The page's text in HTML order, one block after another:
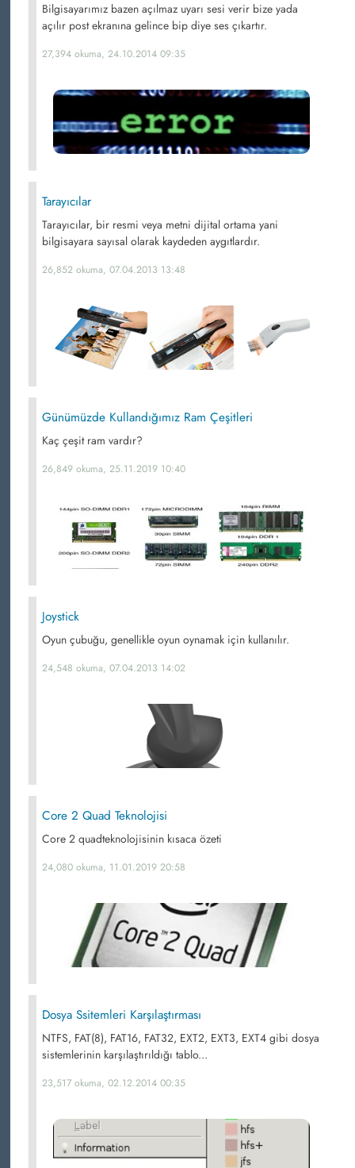
Bilgisayarımız bazen açılmaz uyarı sesi verir bize yada
açılır post ekranına gelince bip diye ses çıkartır.
27,394 okuma, 24.10.2014 09:35
Tarayıcılar
Tarayıcılar, bir resmi veya metni dijital ortama yani
bilgisayara sayısal olarak kaydeden aygıtlardır.
26,852 okuma, 07.04.2013 13:48
Günümüzde Kullandığımız Ram Çeşitleri
Kaç çeşit ram vardır?
26,849 okuma, 25.11.2019 10:40
Joystick
Oyun çubuğu, genellikle oyun oynamak için kullanılır.
24,548 okuma, 07.04.2013 14:02
Core 2 Quad Teknolojisi
Core 2 quadteknolojisinin kısaca özeti
24,080 okuma, 11.01.2019 20:58
Dosya Ssitemleri Karşılaştırması
NTFS, FAT(8), FAT16, FAT32, EXT2, EXT3, EXT4 gibi dosya
sistemlerinin karşılaştırıldığı tablo...
23,517 okuma, 02.12.2014 00:35